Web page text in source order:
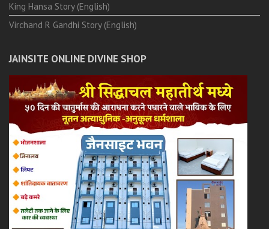
King Hansa Story (English)
Virchand R Gandhi Story (English)
JAINSITE ONLINE DIVINE SHOP